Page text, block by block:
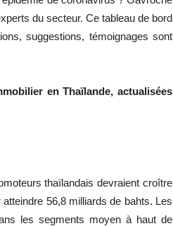
du secteur. Ce tableau de bord
suggestions, témoignages sont
en Thaïlande, actualisées
thaïlandais devraient croître
56,8 milliards de bahts. Les
les segments moyen à haut de